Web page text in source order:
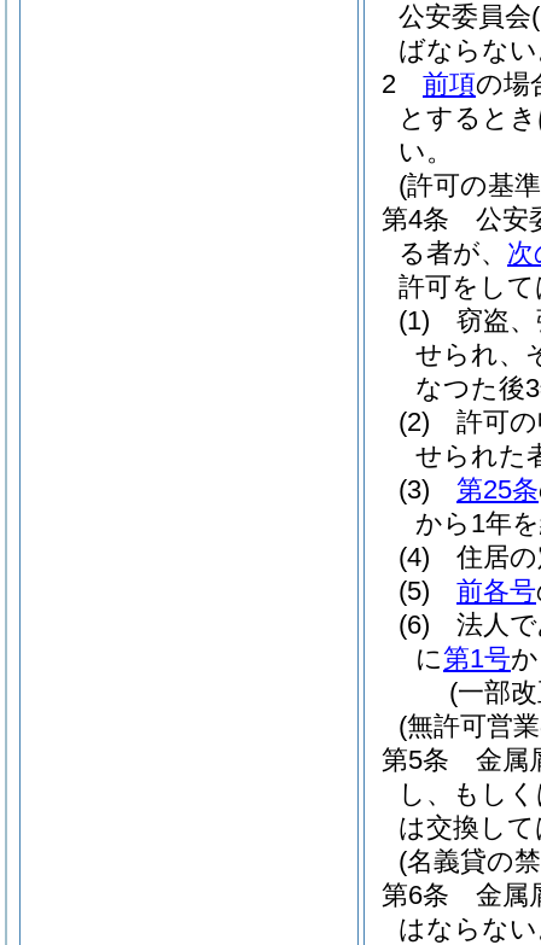
公安委員会
ばならな
2
前項の場
とすると
い。
(許可の基
第4条
公安
る者が、 次
許可をし
(1)
窃盗
せられ、
なつた後
(2)
許可
せられた
(3)
第25条
から1年
(4)
住居
(5)
前各号
(6)
法人
に第1号
(一部
(無許可営
第5条
金属
し、もし
は交換し
(名義貸の
第6条
金属
はならな